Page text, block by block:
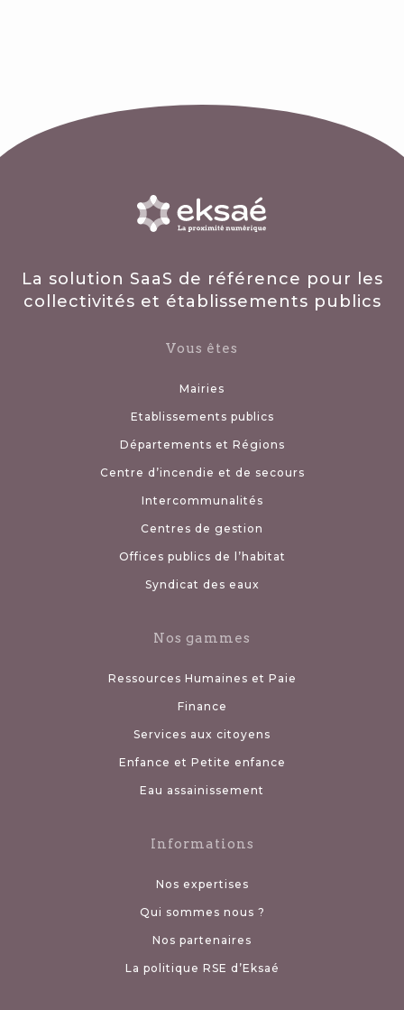
La solution SaaS de référence pour les
collectivités et établissements publics
Vous êtes
Mairies
Etablissements publics
Départements et Régions
Centre d’incendie et de secours
Intercommunalités
Centres de gestion
Offices publics de l’habitat
Syndicat des eaux
Nos gammes
Ressources Humaines et Paie
Finance
Services aux citoyens
Enfance et Petite enfance
Eau assainissement
Informations
Nos expertises
Qui sommes nous ?
Nos partenaires
La politique RSE d’Eksaé